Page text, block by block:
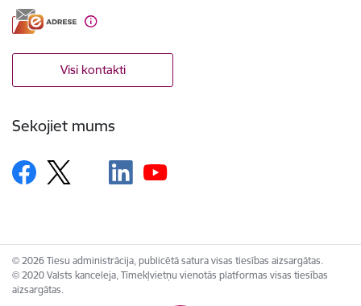
Visi kontakti
Sekojiet mums
© 2026 Tiesu administrācija, publicētā satura visas tiesības aizsargātas.
© 2020 Valsts kanceleja, Tīmekļvietņu vienotās platformas visas tiesības
aizsargātas.